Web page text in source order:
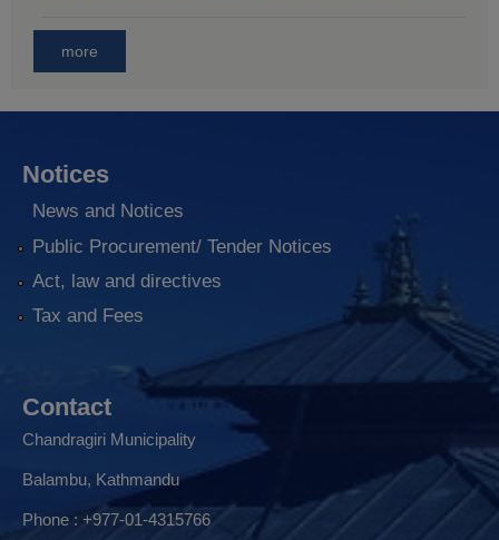
more
Notices
News and Notices
Public Procurement/ Tender Notices
Act, law and directives
Tax and Fees
Contact
Chandragiri Municipality
Balambu, Kathmandu
Phone : +977-01-4315766